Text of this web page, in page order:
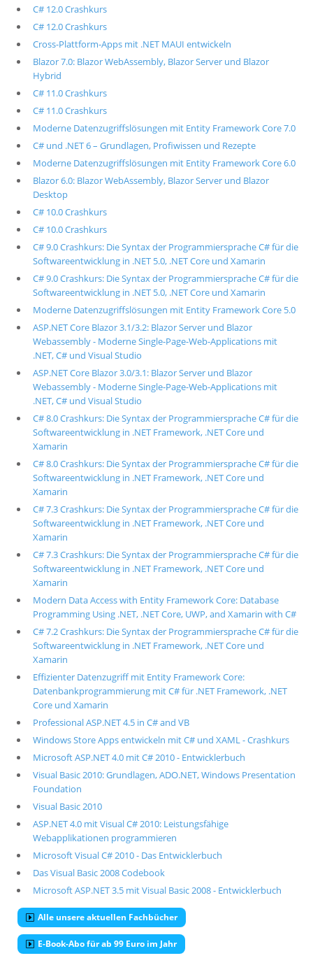
C# 12.0 Crashkurs
C# 12.0 Crashkurs
Cross-Plattform-Apps mit .NET MAUI entwickeln
Blazor 7.0: Blazor WebAssembly, Blazor Server und Blazor
Hybrid
C# 11.0 Crashkurs
C# 11.0 Crashkurs
Moderne Datenzugriffslösungen mit Entity Framework Core 7.0
C# und .NET 6 – Grundlagen, Profiwissen und Rezepte
Moderne Datenzugriffslösungen mit Entity Framework Core 6.0
Blazor 6.0: Blazor WebAssembly, Blazor Server und Blazor
Desktop
C# 10.0 Crashkurs
C# 10.0 Crashkurs
C# 9.0 Crashkurs: Die Syntax der Programmiersprache C# für die
Softwareentwicklung in .NET 5.0, .NET Core und Xamarin
C# 9.0 Crashkurs: Die Syntax der Programmiersprache C# für die
Softwareentwicklung in .NET 5.0, .NET Core und Xamarin
Moderne Datenzugriffslösungen mit Entity Framework Core 5.0
ASP.NET Core Blazor 3.1/3.2: Blazor Server und Blazor
Webassembly - Moderne Single-Page-Web-Applications mit
.NET, C# und Visual Studio
ASP.NET Core Blazor 3.0/3.1: Blazor Server und Blazor
Webassembly - Moderne Single-Page-Web-Applications mit
.NET, C# und Visual Studio
C# 8.0 Crashkurs: Die Syntax der Programmiersprache C# für die
Softwareentwicklung in .NET Framework, .NET Core und
Xamarin
C# 8.0 Crashkurs: Die Syntax der Programmiersprache C# für die
Softwareentwicklung in .NET Framework, .NET Core und
Xamarin
C# 7.3 Crashkurs: Die Syntax der Programmiersprache C# für die
Softwareentwicklung in .NET Framework, .NET Core und
Xamarin
C# 7.3 Crashkurs: Die Syntax der Programmiersprache C# für die
Softwareentwicklung in .NET Framework, .NET Core und
Xamarin
Modern Data Access with Entity Framework Core: Database
Programming Using .NET, .NET Core, UWP, and Xamarin with C#
C# 7.2 Crashkurs: Die Syntax der Programmiersprache C# für die
Softwareentwicklung in .NET Framework, .NET Core und
Xamarin
Effizienter Datenzugriff mit Entity Framework Core:
Datenbankprogrammierung mit C# für .NET Framework, .NET
Core und Xamarin
Professional ASP.NET 4.5 in C# and VB
Windows Store Apps entwickeln mit C# und XAML - Crashkurs
Microsoft ASP.NET 4.0 mit C# 2010 - Entwicklerbuch
Visual Basic 2010: Grundlagen, ADO.NET, Windows Presentation
Foundation
Visual Basic 2010
ASP.NET 4.0 mit Visual C# 2010: Leistungsfähige
Webapplikationen programmieren
Microsoft Visual C# 2010 - Das Entwicklerbuch
Das Visual Basic 2008 Codebook
Microsoft ASP.NET 3.5 mit Visual Basic 2008 - Entwicklerbuch
Alle unsere aktuellen Fachbücher
E-Book-Abo für ab 99 Euro im Jahr